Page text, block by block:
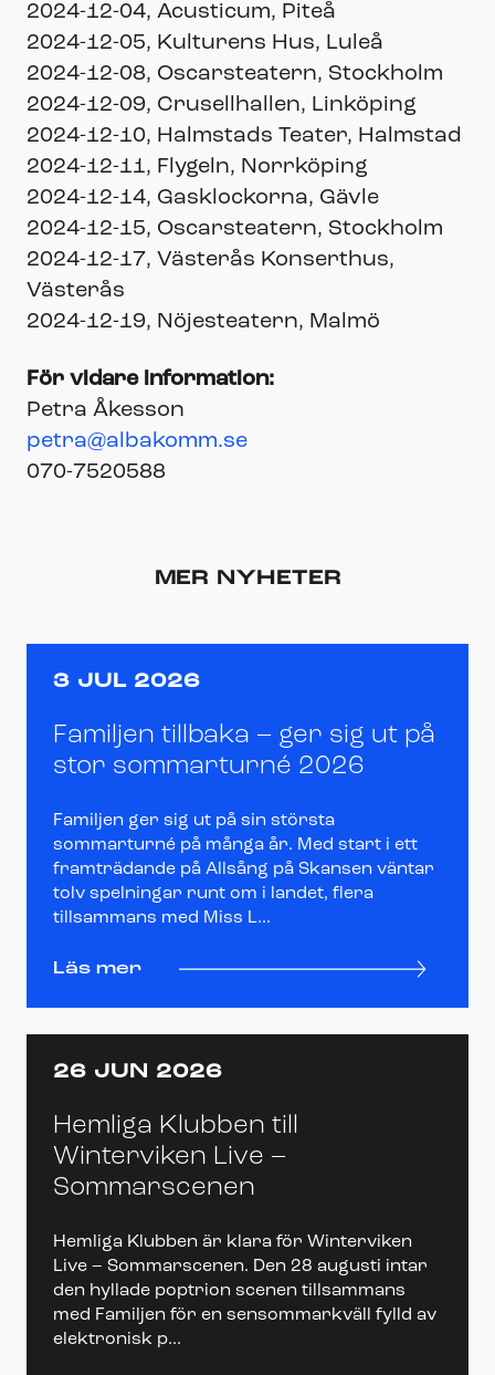
2024-12-04, Acusticum, Piteå
2024-12-05, Kulturens Hus, Luleå
2024-12-08, Oscarsteatern, Stockholm
2024-12-09, Crusellhallen, Linköping
2024-12-10, Halmstads Teater, Halmstad
2024-12-11, Flygeln, Norrköping
2024-12-14, Gasklockorna, Gävle
2024-12-15, Oscarsteatern, Stockholm
2024-12-17, Västerås Konserthus,
Västerås
2024-12-19, Nöjesteatern, Malmö
För vidare information:
Petra Åkesson
petra@albakomm.se
070-7520588
MER NYHETER
3 JUL 2026
Familjen tillbaka – ger sig ut på
stor sommarturné 2026
Familjen ger sig ut på sin största
sommarturné på många år. Med start i ett
framträdande på Allsång på Skansen väntar
tolv spelningar runt om i landet, flera
tillsammans med Miss L...
Läs mer
26 JUN 2026
Hemliga Klubben till
Winterviken Live –
Sommarscenen
Hemliga Klubben är klara för Winterviken
Live – Sommarscenen. Den 28 augusti intar
den hyllade poptrion scenen tillsammans
med Familjen för en sensommarkväll fylld av
elektronisk p...